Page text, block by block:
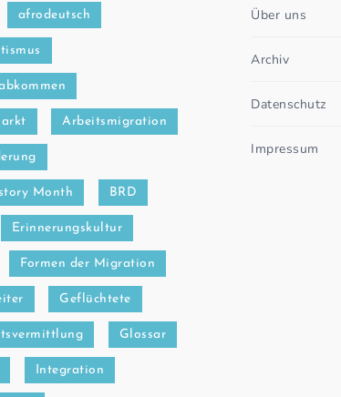
afrodeutsch
Arbeitsmigration
Month BRD
Erinnerungskultur
Formen der Migration
Geflüchtete
Glossar
Integration
Über uns
Archiv
Datenschutz
Impressum